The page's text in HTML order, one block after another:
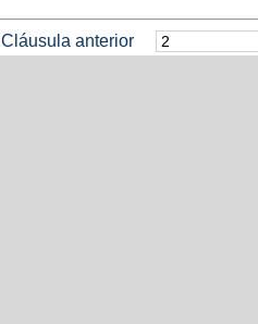
Cláusula anterior